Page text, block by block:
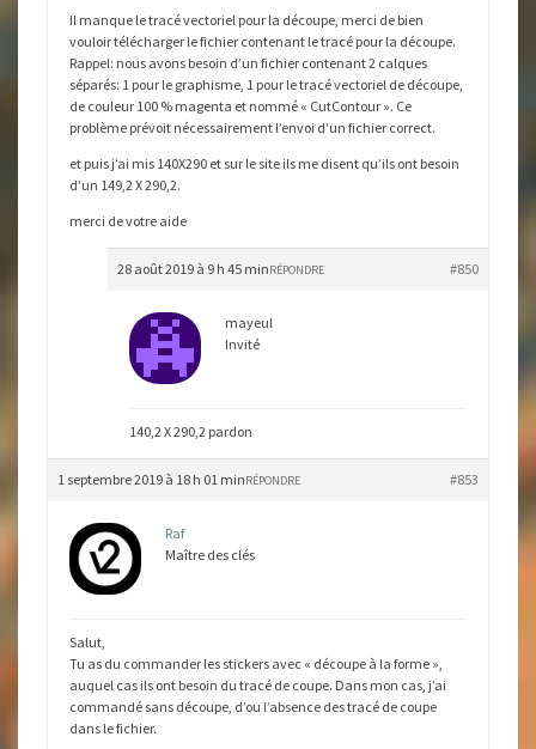
Il manque le tracé vectoriel pour la découpe, merci de bien
vouloir télécharger le fichier contenant le tracé pour la découpe.
Rappel: nous avons besoin d’un fichier contenant 2 calques
séparés: 1 pour le graphisme, 1 pour le tracé vectoriel de découpe,
de couleur 100 % magenta et nommé « CutContour ». Ce
problème prévoit nécessairement l’envoi d’un fichier correct.
et puis j’ai mis 140X290 et sur le site ils me disent qu’ils ont besoin
d’un 149,2 X 290,2.
merci de votre aide
28 août 2019 à 9 h 45 min #850
RÉPONDRE
mayeul
Invité
140,2 X 290,2 pardon
1 septembre 2019 à 18 h 01 min #853
RÉPONDRE
Raf
Maître des clés
Salut,
Tu as du commander les stickers avec « découpe à la forme »,
auquel cas ils ont besoin du tracé de coupe. Dans mon cas, j’ai
commandé sans découpe, d’ou l’absence des tracé de coupe
dans le fichier.